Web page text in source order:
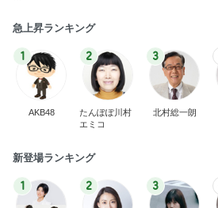
急上昇ランキング
1
AKB48
2
たんぽぽ川村
エミコ
3
北村総一朗
新登場ランキング
1 2 3